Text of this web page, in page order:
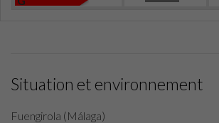
Situation et environnement
Fuengirola (Málaga)